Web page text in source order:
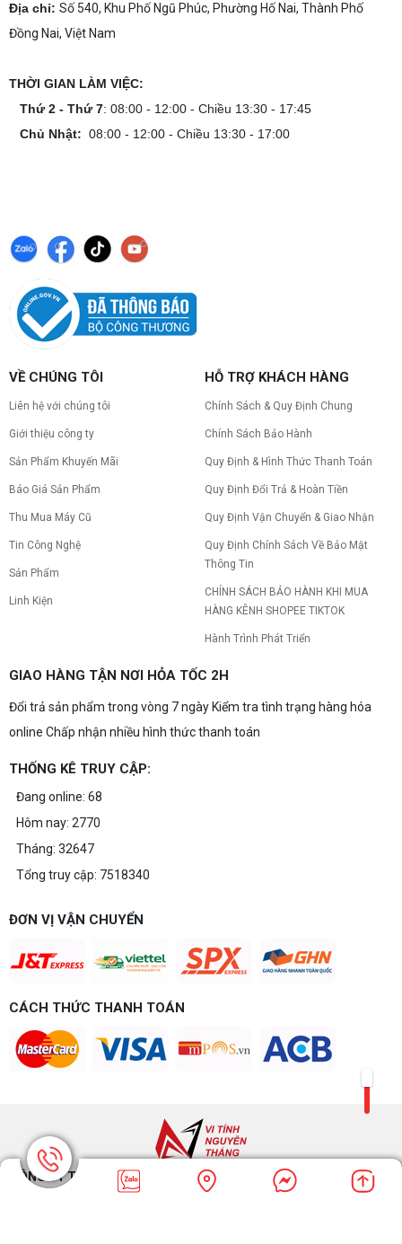
Địa chỉ: Số 540, Khu Phố Ngũ Phúc, Phường Hố Nai, Thành Phố
Đồng Nai, Việt Nam
THỜI GIAN LÀM VIỆC:
Thứ 2 - Thứ 7: 08:00 - 12:00 - Chiều 13:30 - 17:45
Chủ Nhật: 08:00 - 12:00 - Chiều 13:30 - 17:00
VỀ CHÚNG TÔI
Liên hệ với chúng tôi
Giới thiệu công ty
Sản Phẩm Khuyến Mãi
Báo Giá Sản Phẩm
Thu Mua Máy Cũ
Tin Công Nghệ
Sản Phẩm
Linh Kiện
HỖ TRỢ KHÁCH HÀNG
Chính Sách & Quy Định Chung
Chính Sách Bảo Hành
Quy Định & Hình Thức Thanh Toán
Quy Định Đổi Trả & Hoàn Tiền
Quy Định Vận Chuyển & Giao Nhận
Quy Định Chính Sách Về Bảo Mật
Thông Tin
CHÍNH SÁCH BẢO HÀNH KHI MUA
HÀNG KÊNH SHOPEE TIKTOK
Hành Trình Phát Triển
GIAO HÀNG TẬN NƠI HỎA TỐC 2H
Đổi trả sản phẩm trong vòng 7 ngày Kiểm tra tình trạng hàng hóa
online Chấp nhận nhiều hình thức thanh toán
THỐNG KÊ TRUY CẬP:
Đang online: 68
Hôm nay: 2770
Tháng: 32647
Tổng truy cập: 7518340
ĐƠN VỊ VẬN CHUYỂN
CÁCH THỨC THANH TOÁN
CÔNG TY TNHH VI TÍNH NGUYỄN THẮNG BIÊN HÒA​